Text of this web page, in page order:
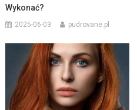
Wykonać?
2025-06-03 pudrovane.pl